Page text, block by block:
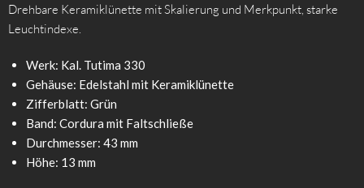
Drehbare Keramiklünette mit Skalierung und Merkpunkt, starke
Leuchtindexe.
Werk: Kal. Tutima 330
Gehäuse: Edelstahl mit Keramiklünette
Zifferblatt: Grün
Band: Cordura mit Faltschließe
Durchmesser: 43 mm
Höhe: 13 mm